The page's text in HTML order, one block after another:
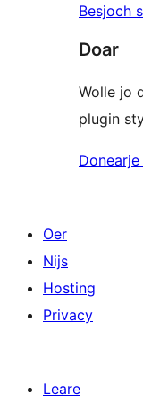
Besjoch
Doar
Wolle jo
plugin
Oer
Nijs
Hosting
Privacy
Leare